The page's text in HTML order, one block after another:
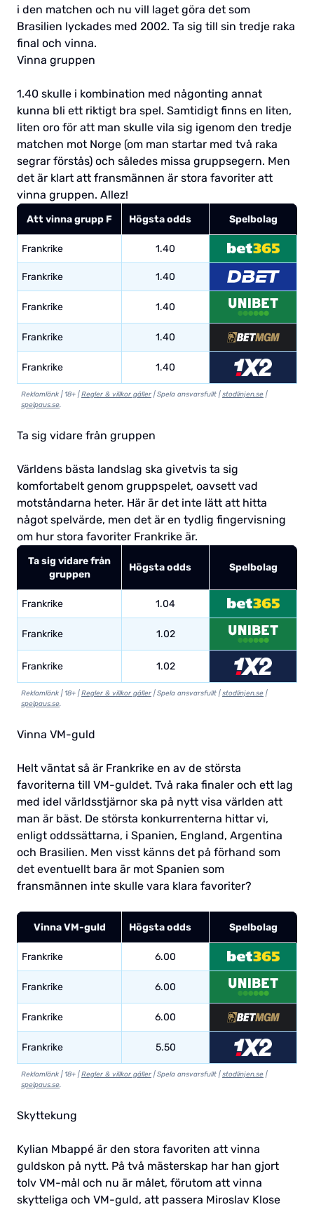
i den matchen och nu vill laget göra det som
Brasilien lyckades med 2002. Ta sig till sin tredje raka
final och vinna.
Vinna gruppen
1.40 skulle i kombination med någonting annat
kunna bli ett riktigt bra spel. Samtidigt finns en liten,
liten oro för att man skulle vila sig igenom den tredje
matchen mot Norge (om man startar med två raka
segrar förstås) och således missa gruppsegern. Men
det är klart att fransmännen är stora favoriter att
vinna gruppen. Allez!
Att vinna grupp F Högsta odds Spelbolag
Frankrike 1.40
Frankrike 1.40
Frankrike 1.40
Frankrike 1.40
Frankrike 1.40
Reklamlänk | 18+ |Regler & villkor gäller | Spela ansvarsfullt |stodlinjen.se |
spelpaus.se.
Ta sig vidare från gruppen
Världens bästa landslag ska givetvis ta sig
komfortabelt genom gruppspelet, oavsett vad
motståndarna heter. Här är det inte lätt att hitta
något spelvärde, men det är en tydlig fingervisning
om hur stora favoriter Frankrike är.
Ta sig vidare från
gruppen
Högsta odds Spelbolag
Frankrike 1.04
Frankrike 1.02
Frankrike 1.02
Reklamlänk | 18+ |Regler & villkor gäller | Spela ansvarsfullt |stodlinjen.se |
spelpaus.se.
Vinna VM-guld
Helt väntat så är Frankrike en av de största
favoriterna till VM-guldet. Två raka finaler och ett lag
med idel världsstjärnor ska på nytt visa världen att
man är bäst. De största konkurrenterna hittar vi,
enligt oddssättarna, i Spanien, England, Argentina
och Brasilien. Men visst känns det på förhand som
det eventuellt bara är mot Spanien som
fransmännen inte skulle vara klara favoriter?
Vinna VM-guld Högsta odds Spelbolag
Frankrike 6.00
Frankrike 6.00
Frankrike 6.00
Frankrike 5.50
Reklamlänk | 18+ |Regler & villkor gäller | Spela ansvarsfullt |stodlinjen.se |
spelpaus.se.
Skyttekung
Kylian Mbappé är den stora favoriten att vinna
guldskon på nytt. På två mästerskap har han gjort
tolv VM-mål och nu är målet, förutom att vinna
skytteliga och VM-guld, att passera Miroslav Klose